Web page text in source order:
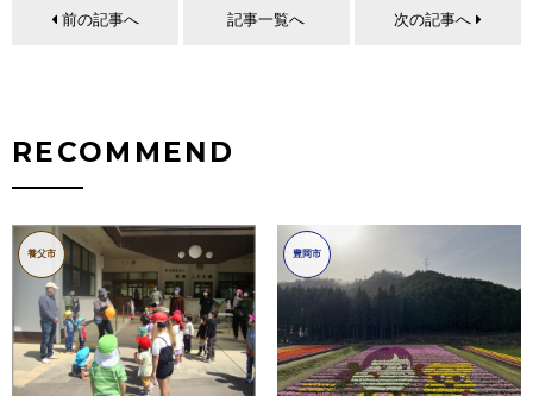
前の記事へ 記事一覧へ 次の記事へ
RECOMMEND
養父市 豊岡市